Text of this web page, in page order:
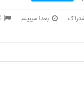
بعدا میبینم